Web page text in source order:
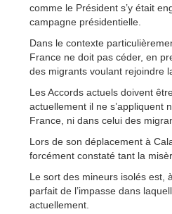
comme le Président s’y était
campagne présidentielle.
Dans le contexte
France ne doit pas céder, en
des migrants voulant rejoindre
Les Accords actuels doivent
actuellement il ne s’appliquent
France, ni dans celui des
Lors de son déplacement à
forcément constaté tant la
Le sort des mineurs isolés est,
parfait de l’impasse dans
actuellement.